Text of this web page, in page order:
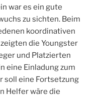
war es ein gute
zu sichten. Beim
koordinativen
die Youngster
und Platzierten
eine Einladung zum
soll eine Fortsetzung
Helfer wäre die